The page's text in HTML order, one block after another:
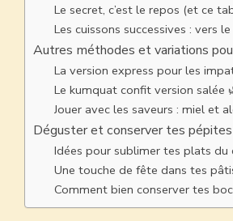
Le secret, c’est le repos (et ce
Les cuissons successives : vers
Autres méthodes et variations
La version express pour les
Le kumquat confit version salée
Jouer avec les saveurs : miel et
Déguster et conserver tes pépites
Idées pour sublimer tes plats du
Une touche de fête dans tes
Comment bien conserver tes